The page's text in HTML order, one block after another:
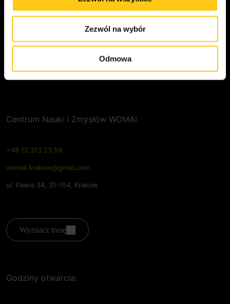
Zezwól na wybór
Odmowa
Odwiedź nas
Centrum Nauki i Zmysłów WOMAI
+48 12 313 23 59
womai.krakow@gmail.com
ul. Pawia 34, 31-154, Kraków
Wyznacz trasę
Godziny otwarcia: